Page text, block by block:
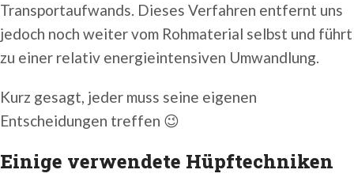
Transportaufwands. Dieses Verfahren entfernt uns
jedoch noch weiter vom Rohmaterial selbst und führt
zu einer relativ energieintensiven Umwandlung.
Kurz gesagt, jeder muss seine eigenen
Entscheidungen treffen 😉
Einige verwendete Hüpftechniken